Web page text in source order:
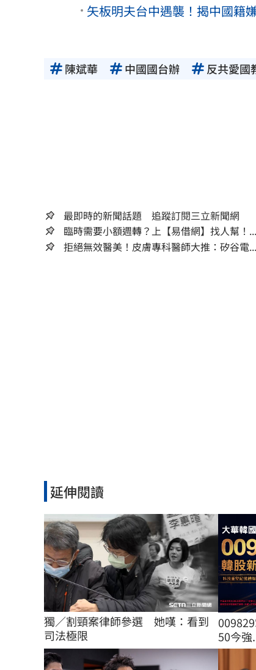
矢板明夫台中遇襲！揭中國籍
陳斌華 中國國台辦 反共愛國
最即時的新聞話題 追蹤訂閱三立新聞網
臨時需要小額週轉？上【易借網】找人幫！...
拒絕無效醫美！皮膚專科醫師大推：矽谷電...
延伸閱讀
獨／割頸案律師參選　她嘆：看到
司法極限
50今強